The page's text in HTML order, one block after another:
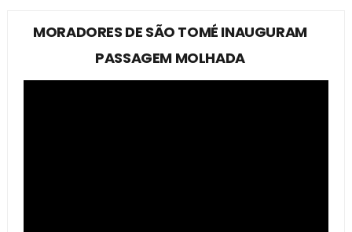
MORADORES DE SÃO TOMÉ INAUGURAM
PASSAGEM MOLHADA